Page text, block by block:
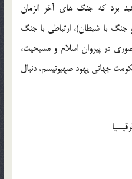
برد که جنگ های آخر الزمان
با شیطان)، ارتباطی با جنگ
صوری‌ در پیروان‌ اسلام و مسیحیت،
جهانی‌ یهود صهیونیسم،‌ دنبال‌